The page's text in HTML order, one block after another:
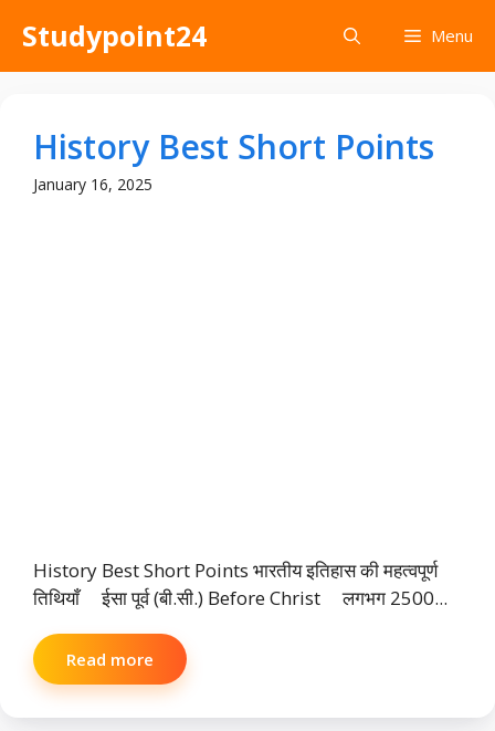
content
Studypoint24 Menu
History Best Short Points
January 16, 2025
History Best Short Points भारतीय इतिहास की महत्वपूर्ण
तिथियाँ ईसा पूर्व (बी.सी.) Before Christ लगभग 2500...
Read more